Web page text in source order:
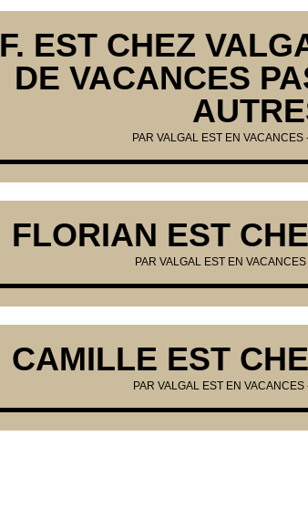
F. EST CHEZ
DE VACANCES
PAR VALGAL EST EN VACANCES
FLORIAN EST
PAR VALGAL EST EN VACANCES
CAMILLE EST
PAR VALGAL EST EN VACANCES